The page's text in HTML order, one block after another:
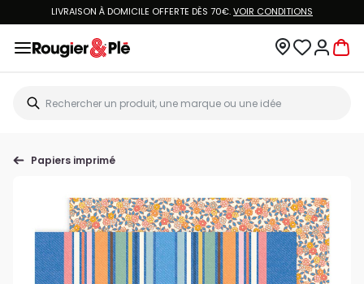
LIVRAISON À DOMICILE OFFERTE DÈS 70€.VOIR CONDITIONS
Papiers imprimé